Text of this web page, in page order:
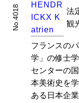
No.4018 H E N D R
C KX K
atrien
法
観
フランスの
学」の修士
センターの
本美術史を
ある日本企